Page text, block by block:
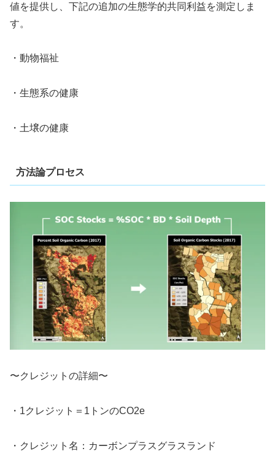
値を提供し、下記の追加の生態学的共同利益を測定しま
す。
・動物福祉
・生態系の健康
・土壌の健康
方法論プロセス
〜クレジットの詳細〜
・1クレジット＝1トンのCO2e
・クレジット名：カーボンプラスグラスランド